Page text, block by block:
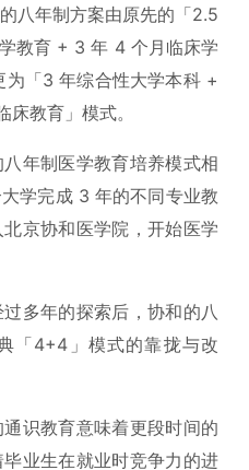
八年制方案由原先的「2.5
教育 + 3 年 4 个月临床学
「3 年综合性大学本科 +
教育」模式。
年制医学教育培养模式相
学完成 3 年的不同专业教
京协和医学院，开始医学
多年的探索后，协和的八
「4+4」模式的靠拢与改
识教育意味着更段时间的
业生在就业时竞争力的进